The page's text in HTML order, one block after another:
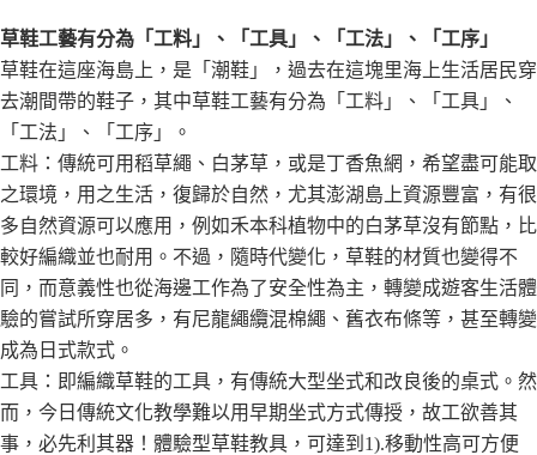
草鞋工藝有分為「工料」、「工具」、「工法」、「工序」
草鞋在這座海島上，是「潮鞋」，過去在這塊里海上生活居民穿
去潮間帶的鞋子，其中草鞋工藝有分為「工料」、「工具」、
「工法」、「工序」。
工料：傳統可用稻草繩、白茅草，或是丁香魚網，希望盡可能取
之環境，用之生活，復歸於自然，尤其澎湖島上資源豐富，有很
多自然資源可以應用，例如禾本科植物中的白茅草沒有節點，比
較好編織並也耐用。不過，隨時代變化，草鞋的材質也變得不
同，而意義性也從海邊工作為了安全性為主，轉變成遊客生活體
驗的嘗試所穿居多，有尼龍繩纜混棉繩、舊衣布條等，甚至轉變
成為日式款式。
工具：即編織草鞋的工具，有傳統大型坐式和改良後的桌式。然
而，今日傳統文化教學難以用早期坐式方式傳授，故工欲善其
事，必先利其器！體驗型草鞋教具，可達到1).移動性高可方便